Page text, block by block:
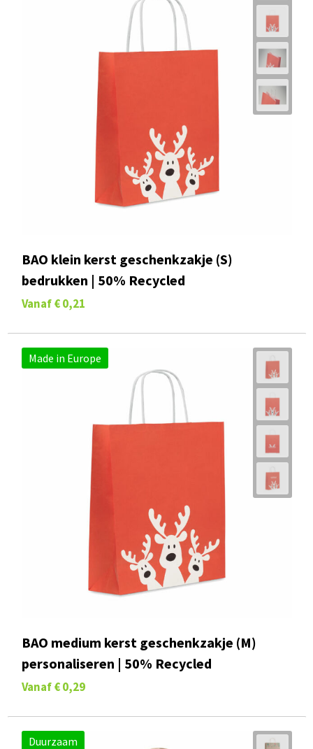
BAO klein kerst geschenkzakje (S)
bedrukken | 50% Recycled
Vanaf € 0,21
Made in Europe
BAO medium kerst geschenkzakje (M)
personaliseren | 50% Recycled
Vanaf € 0,29
Duurzaam